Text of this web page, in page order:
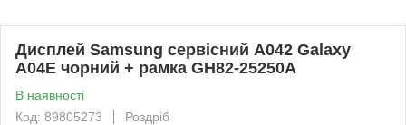
Дисплей Samsung сервісний A042 Galaxy
A04E чорний + рамка GH82-25250A
В наявності
Код: 89805273
Роздріб